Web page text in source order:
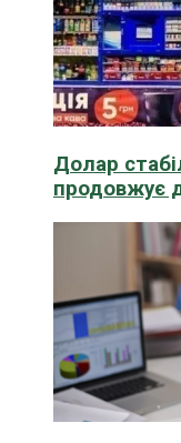
Долар
продовжує